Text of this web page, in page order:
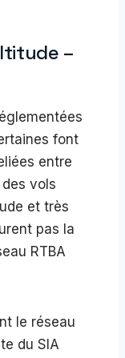
–
font
entre
vols
et très
pas la
RTBA
le réseau
du SIA